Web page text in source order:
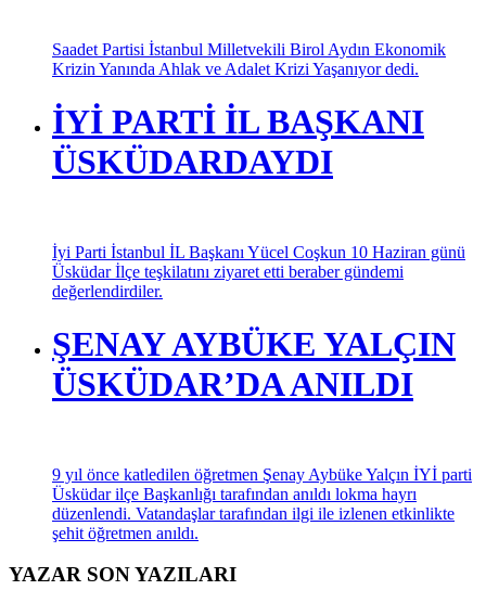
Saadet Partisi İstanbul Milletvekili Birol Aydın Ekonomik
İYİ PARTİ İL BAŞKANI
ÜSKÜDARDAYDI
İyi Parti İstanbul İL Başkanı Yücel Coşkun 10 Haziran günü
Üsküdar İlçe teşkilatını ziyaret etti beraber gündemi
ŞENAY AYBÜKE YALÇIN
ÜSKÜDAR’DA ANILDI
9 yıl önce katledilen öğretmen Şenay Aybüke Yalçın İYİ parti
Üsküdar ilçe Başkanlığı tarafından anıldı lokma hayrı
düzenlendi. Vatandaşlar tarafından ilgi ile izlenen etkinlikte